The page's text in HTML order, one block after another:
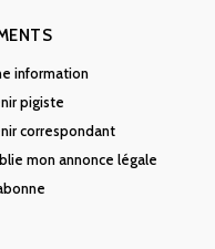
information
pigiste
correspondant
mon annonce légale